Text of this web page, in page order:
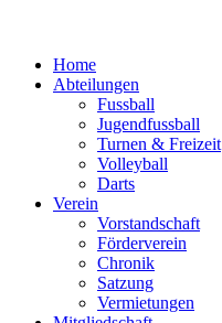
Home
Abteilungen
Fussball
Jugendfussball
Turnen & Freizeit
Volleyball
Darts
Verein
Vorstandschaft
Förderverein
Chronik
Satzung
Vermietungen